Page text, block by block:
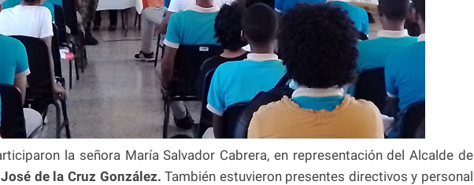
la señora María Salvador Cabrera, en representación del Alcalde de
de la Cruz González. También estuvieron presentes directivos y personal